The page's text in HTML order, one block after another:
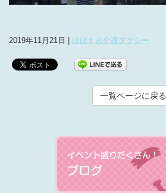
2019年11月21日 | ほほえみ介護タクシー
一覧ページに戻る